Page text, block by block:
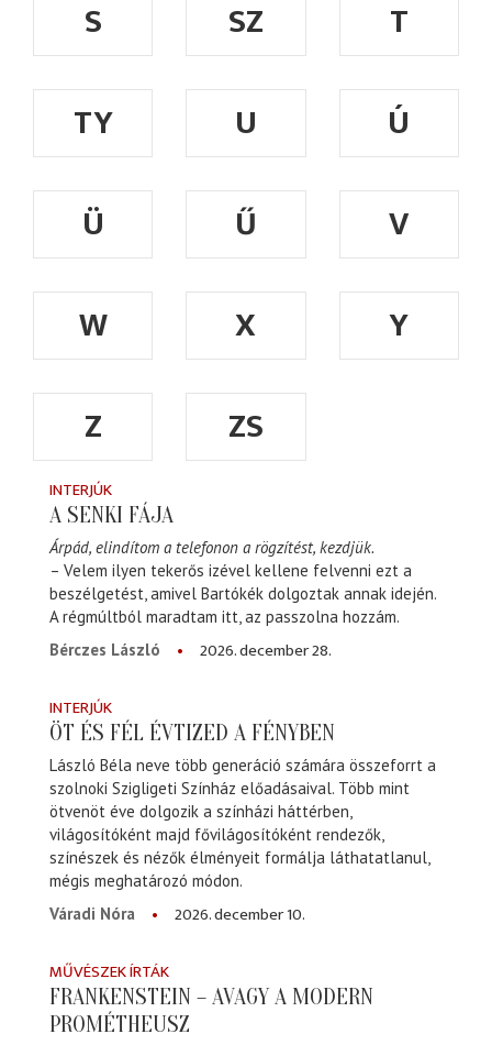
S SZ
T
TY
U
Ú
Ü
Ű
V
W
X
Y
Z
ZS
INTERJÚK
A SENKI FÁJA
Árpád, elindítom a telefonon a rögzítést, kezdjük.
– Velem ilyen tekerős izével kellene felvenni ezt a
beszélgetést, amivel Bartókék dolgoztak annak idején.
A régmúltból maradtam itt, az passzolna hozzám.
Bérczes László
2026. december 28.
INTERJÚK
ÖT ÉS FÉL ÉVTIZED A FÉNYBEN
László Béla neve több generáció számára összeforrt a
szolnoki Szigligeti Színház előadásaival. Több mint
ötvenöt éve dolgozik a színházi háttérben,
világosítóként majd fővilágosítóként rendezők,
színészek és nézők élményeit formálja láthatatlanul,
mégis meghatározó módon.
Váradi Nóra
2026. december 10.
MŰVÉSZEK ÍRTÁK
FRANKENSTEIN – AVAGY A MODERN
PROMÉTHEUSZ